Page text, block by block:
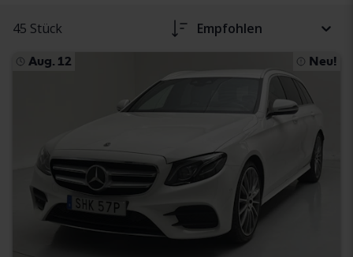
45 Stück Empfohlen
Aug. 12 Neu!